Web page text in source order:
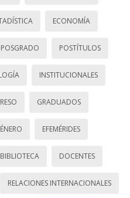
ECONOMÍA
POSGRADO POSTÍTULOS
INSTITUCIONALES
GRADUADOS
EFEMÉRIDES
BIBLIOTECA DOCENTES
RELACIONES INTERNACIONALES